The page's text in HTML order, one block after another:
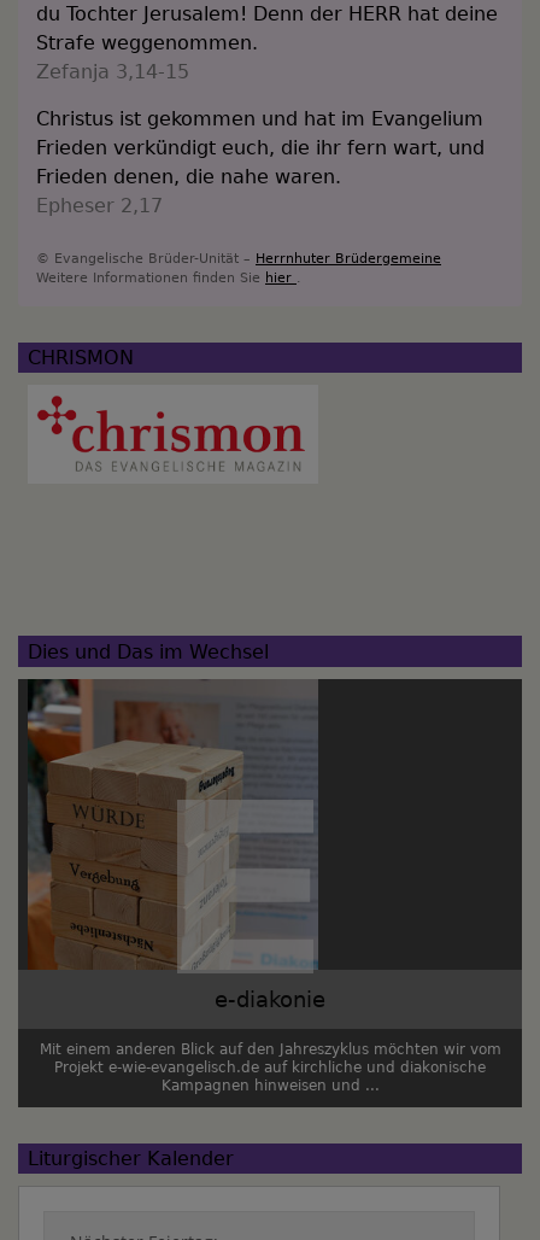
du Tochter Jerusalem! Denn der HERR hat deine
Strafe weggenommen.
Zefanja 3,14-15
Christus ist gekommen und hat im Evangelium
Frieden verkündigt euch, die ihr fern wart, und
Frieden denen, die nahe waren.
Epheser 2,17
© Evangelische Brüder-Unität – Herrnhuter Brüdergemeine
Weitere Informationen finden Sie hier
CHRISMON
Dies und Das im Wechsel
e-diakonie
Mit einem anderen Blick auf den Jahreszyklus möchten wir vom
Projekt e-wie-evangelisch.de auf kirchliche und diakonische
Kampagnen hinweisen und ...
Liturgischer Kalender